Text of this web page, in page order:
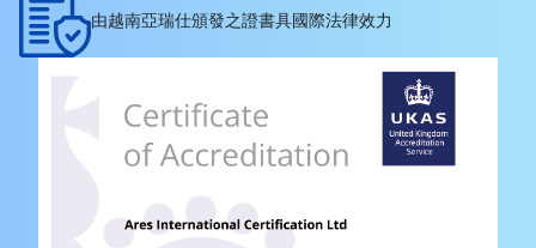
由越南亞瑞仕頒發之證書具國際法律效力